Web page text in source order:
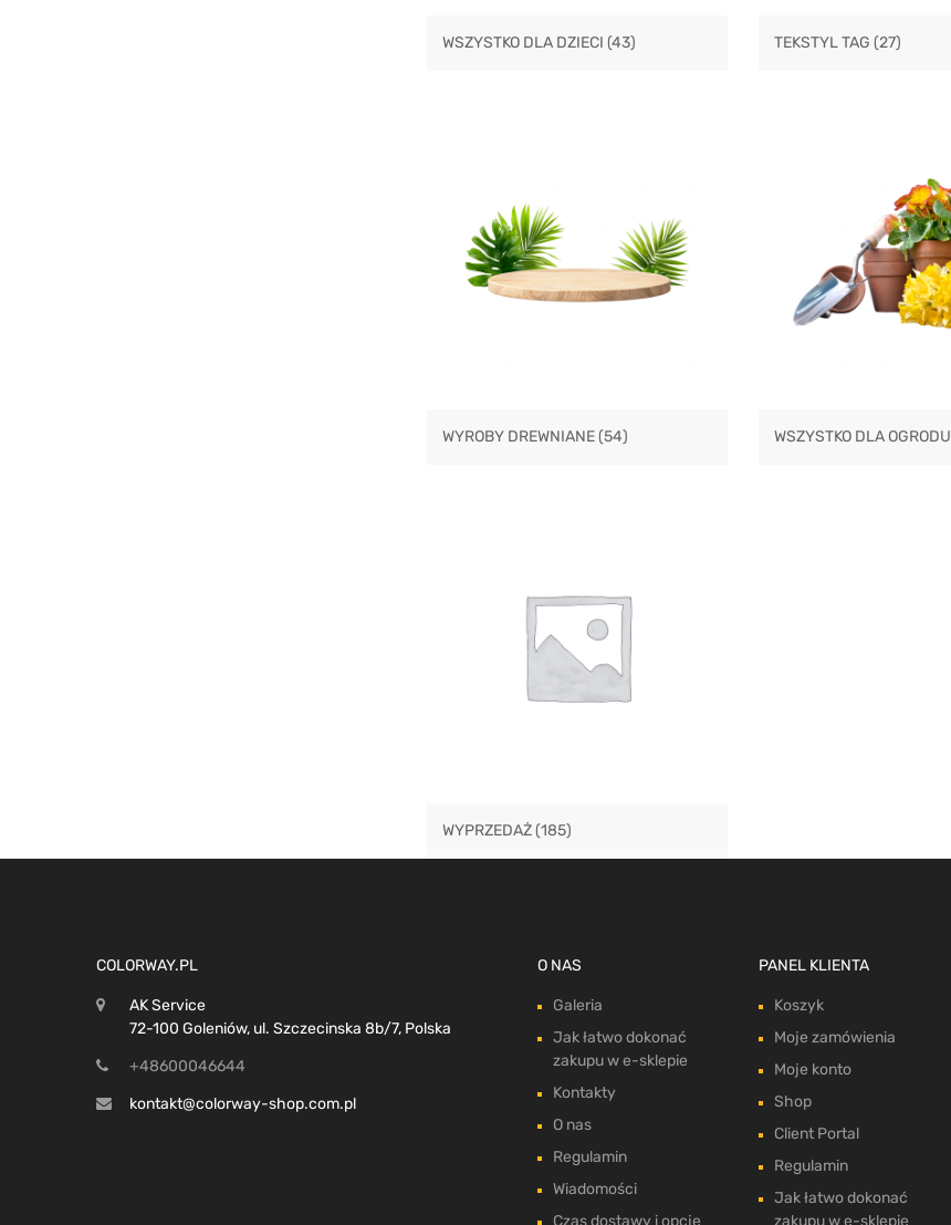
WSZYSTKO DLA DZIECI (43) TEKSTYL TAG (27)
WYROBY DREWNIANE(54) WSZYSTKO DLA OGRODU
WYPRZEDAŻ(185)
COLORWAY.PL
AK Service
72-100 Goleniów, ul. Szczecinska 8b/7, Polska
+48600046644
kontakt@colorway-shop.com.pl
O NAS
Galeria
Jak łatwo dokonać
zakupu w e-sklepie
Kontakty
O nas
Regulamin
Wiadomości
Czas dostawy i opcje
PANEL KLIENTA
Koszyk
Moje zamówienia
Moje konto
Shop
Client Portal
Regulamin
Jak łatwo dokonać
zakupu w e-sklepie